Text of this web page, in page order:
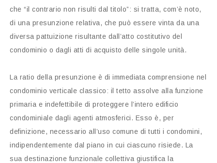
che “il contrario non risulti dal titolo”: si tratta, com’è noto,
di una presunzione relativa, che può essere vinta da una
diversa pattuizione risultante dall’atto costitutivo del
condominio o dagli atti di acquisto delle singole unità.
La ratio della presunzione è di immediata comprensione nel
condominio verticale classico: il tetto assolve alla funzione
primaria e indefettibile di proteggere l’intero edificio
condominiale dagli agenti atmosferici. Esso è, per
definizione, necessario all’uso comune di tutti i condomini,
indipendentemente dal piano in cui ciascuno risiede. La
sua destinazione funzionale collettiva giustifica la